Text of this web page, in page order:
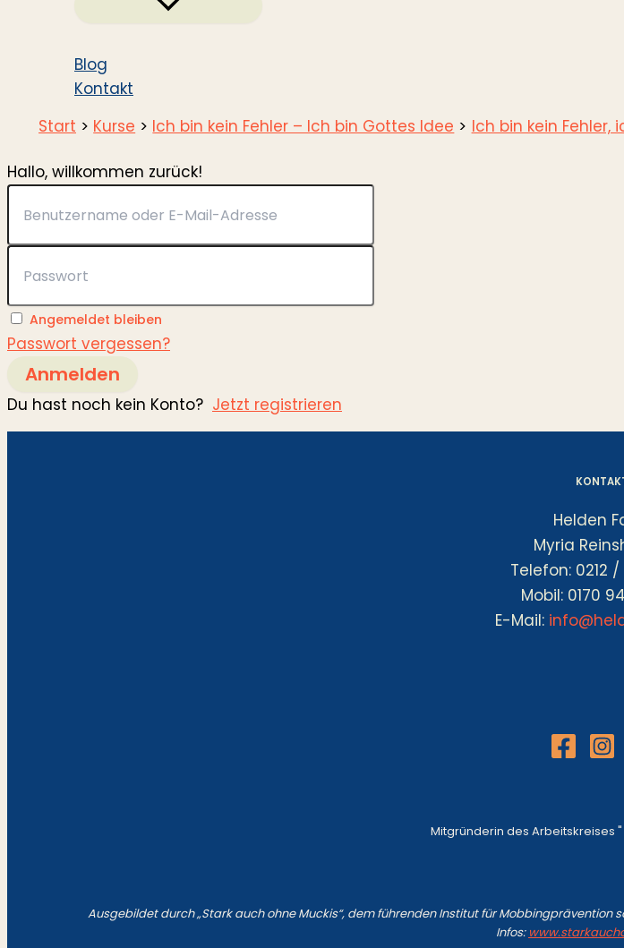
Blog
Kontakt
Start
Kurse Ich bin kein Fehler – Ich bin Gottes Idee Ich bin kein Fehler,
Hallo, willkommen zurück!
Angemeldet bleiben
Passwort vergessen?
Anmelden
Du hast noch kein Konto? Jetzt registrieren
Helden
Myria
Telefon: 0212 /
Mobil: 0170
E-Mail:
Mitgründerin des Arbeitskreises
Ausgebildet durch „Stark auch ohne Muckis“, dem führenden Institut für
Infos: